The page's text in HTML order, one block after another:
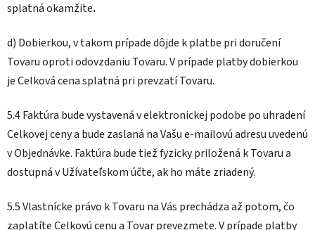
splatná okamžite.
d) Dobierkou, v takom prípade dôjde k platbe pri doručení
Tovaru oproti odovzdaniu Tovaru. V prípade platby dobierkou
je Celková cena splatná pri prevzatí Tovaru.
5.4 Faktúra bude vystavená v elektronickej podobe po uhradení
Celkovej ceny a bude zaslaná na Vašu e-mailovú adresu uvedenú
v Objednávke. Faktúra bude tiež fyzicky priložená k Tovaru a
dostupná v Užívateľskom účte, ak ho máte zriadený.
5.5 Vlastnícke právo k Tovaru na Vás prechádza až potom, čo
zaplatíte Celkovú cenu a Tovar prevezmete. V prípade platby